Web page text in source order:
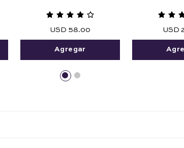
USD 58.00
Agregar
Agua
USD